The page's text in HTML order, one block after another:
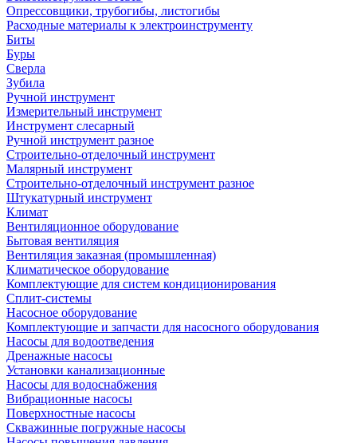
Опрессовщики, трубогибы, листогибы
Расходные материалы к электроинструменту
Биты
Буры
Сверла
Зубила
Ручной инструмент
Измерительный инструмент
Инструмент слесарный
Ручной инструмент разное
Строительно-отделочный инструмент
Малярный инструмент
Строительно-отделочный инструмент разное
Штукатурный инструмент
Климат
Вентиляционное оборудование
Бытовая вентиляция
Вентиляция заказная (промышленная)
Климатическое оборудование
Комплектующие для систем кондиционирования
Сплит-системы
Насосное оборудование
Комплектующие и запчасти для насосного оборудования
Насосы для водоотведения
Дренажные насосы
Установки канализационные
Насосы для водоснабжения
Вибрационные насосы
Поверхностные насосы
Скважинные погружные насосы